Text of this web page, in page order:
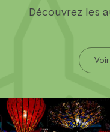
Découvrez les